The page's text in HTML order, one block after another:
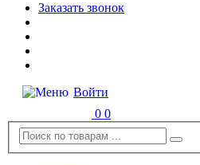
Заказать звонок
Войти
0 0